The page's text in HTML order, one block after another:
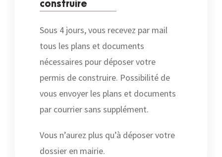
construire
Sous 4 jours, vous recevez par mail
tous les plans et documents
nécessaires pour déposer votre
permis de construire. Possibilité de
vous envoyer les plans et documents
par courrier sans supplément.
Vous n’aurez plus qu’à déposer votre
dossier en mairie.